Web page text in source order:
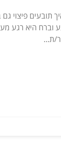
תובעים פיצוי גם
וברח היא רגע
ת...